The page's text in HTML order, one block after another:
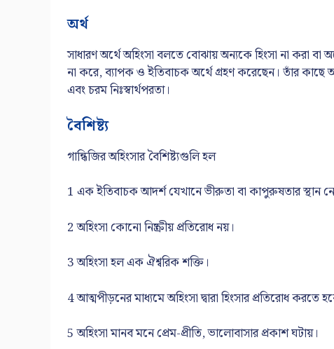
অর্থ
সাধারণ অর্থে অহিংসা বলতে বোঝায় অন্যকে হিংসা না করা বা
না করে, ব্যাপক ও ইতিবাচক অর্থে গ্রহণ করেছেন। তাঁর কাছে
এবং চরম নিঃস্বার্থপরতা।
বৈশিষ্ট্য
গান্ধিজির অহিংসার বৈশিষ্ট্যগুলি হল
1 এক ইতিবাচক আদর্শ যেখানে ভীরুতা বা কাপুরুষতার স্থান
2 অহিংসা কোনো নিষ্ক্রীয় প্রতিরোধ নয়।
3 অহিংসা হল এক ঐশ্বরিক শক্তি।
4 আত্মপীড়নের মাধ্যমে অহিংসা দ্বারা হিংসার প্রতিরোধ করতে
5 অহিংসা মানব মনে প্রেম-প্রীতি, ভালোবাসার প্রকাশ ঘটায়।